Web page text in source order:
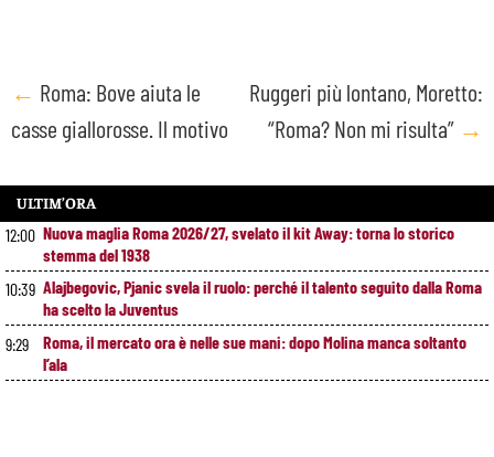
Post
navigation
← Roma: Bove aiuta le
casse giallorosse. Il motivo
Ruggeri più lontano, Moretto:
“Roma? Non mi risulta” →
ULTIM’ORA
12:00 Nuova maglia Roma 2026/27, svelato il kit Away: torna lo storico
stemma del 1938
10:39 Alajbegovic, Pjanic svela il ruolo: perché il talento seguito dalla Roma
ha scelto la Juventus
9:29
Roma, il mercato ora è nelle sue mani: dopo Molina manca soltanto
l’ala